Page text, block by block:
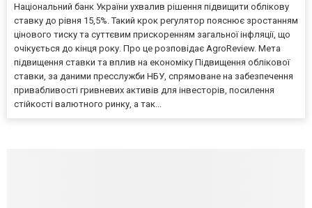
Національний банк України ухвалив рішення підвищити облікову
ставку до рівня 15,5%. Такий крок регулятор пояснює зростанням
цінового тиску та суттєвим прискоренням загальної інфляції, що
очікується до кінця року. Про це розповідає AgroReview. Мета
підвищення ставки та вплив на економіку Підвищення облікової
ставки, за даними пресслужби НБУ, спрямоване на забезпечення
привабливості гривневих активів для інвесторів, посилення
стійкості валютного ринку, а так...